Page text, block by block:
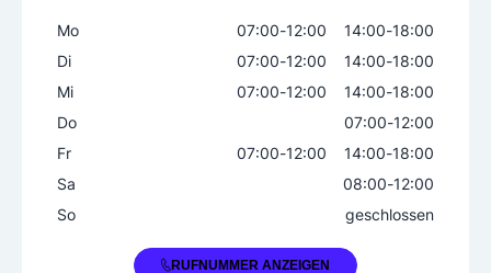
Kommunikationselektronik
Montage
Netzwerktechnik
Satellitentechnik
Umänderungsarbeiten
Spezialgebiet
Mo 07:00-12:00 14:00-18:00
Di
07:00-12:00 14:00-18:00
Mi
07:00-12:00 14:00-18:00
Do
07:00-12:00
Fr
07:00-12:00 14:00-18:00
Sa
08:00-12:00
So
geschlossen
+43 2943 2308RUFNUMMER ANZEIGEN